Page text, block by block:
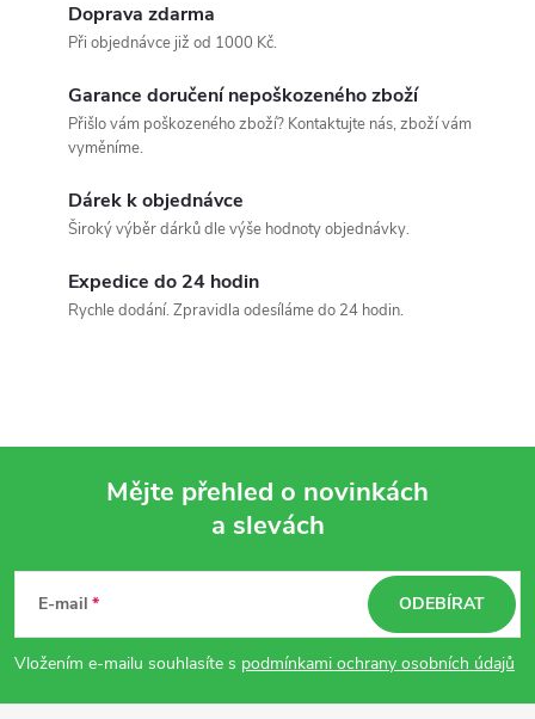
Doprava zdarma
Při objednávce již od 1000 Kč.
Garance doručení nepoškozeného zboží
Přišlo vám poškozeného zboží? Kontaktujte nás, zboží vám
vyměníme.
Dárek k objednávce
Široký výběr dárků dle výše hodnoty objednávky.
Expedice do 24 hodin
Rychle dodání. Zpravidla odesíláme do 24 hodin.
p
Mějte přehled o novinkách
a slevách
E-mail
Vložením e-mailu souhlasíte s podmínkami ochrany osobních údajů
ODEBÍRAT